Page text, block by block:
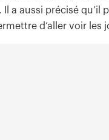
a aussi précisé qu’il
d’aller voir les